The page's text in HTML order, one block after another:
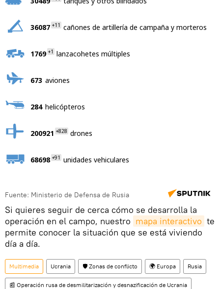
36087 +11 cañones de artillería de campaña y morteros
1769 +1 lanzacohetes múltiples
673 aviones
284 helicópteros
200921 +828 drones
68698 +91 unidades vehiculares
Fuente: Ministerio de Defensa de Rusia
Si quieres seguir de cerca cómo se desarrolla la
operación en el campo, nuestro mapa interactivo te
permite conocer la situación que se está viviendo
día a día.
Multimedia Ucrania 🛡️ Zonas de conflicto 🌍 Europa Rusia
📰 Operación rusa de desmilitarización y desnazificación de Ucrania